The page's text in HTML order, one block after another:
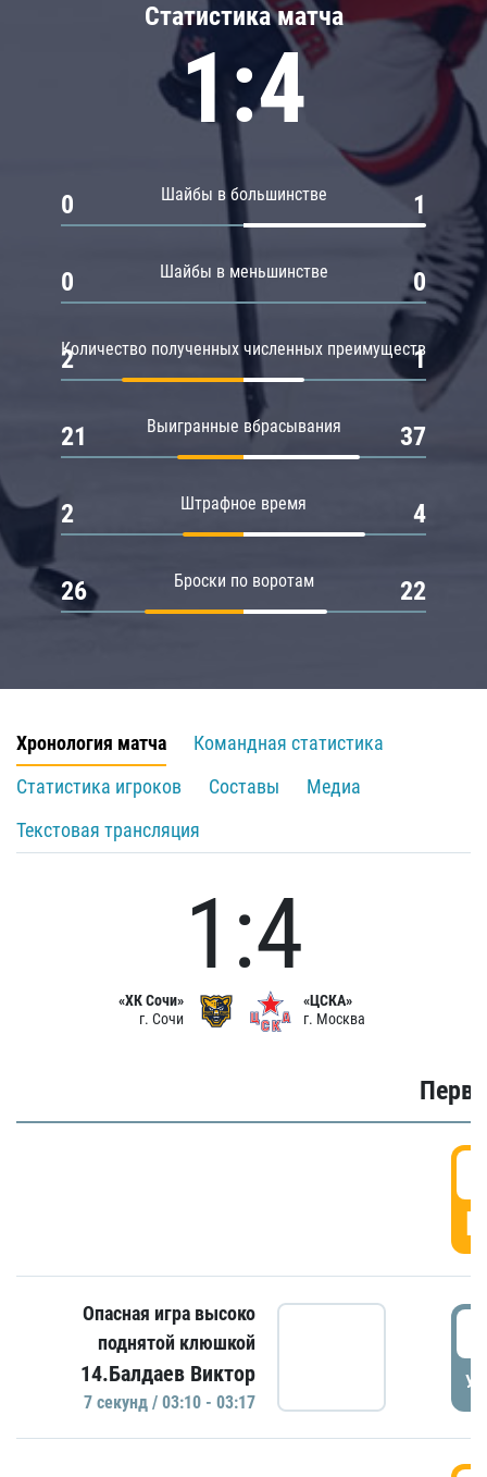
Статистика матча
1:4
Шайбы в большинстве
0 1
Шайбы в меньшинстве
0 0
Количество полученных численных преимуществ
2 1
Выигранные вбрасывания
21 37
Штрафное время
2 4
Броски по воротам
26 22
Хронология матча
Командная статистика
Статистика игроков
Составы
Медиа
Текстовая трансляция
«ХК Сочи»
г. Сочи
1:4
«ЦСКА»
г. Москва
Опасная игра высоко
поднятой клюшкой
14.Балдаев Виктор
7 секунд / 03:10 - 03:17